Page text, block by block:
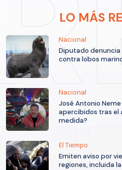
LO MÁS
Nacional
Diputado
contra lobos
Nacional
José Antonio
apercibidos tras el
medida?
El Tiempo
Emiten aviso por
regiones, incluida la